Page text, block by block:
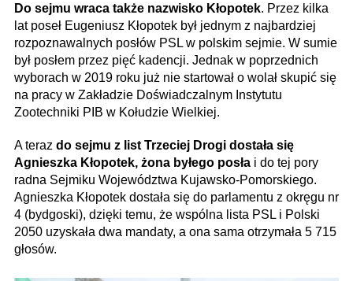
Do sejmu wraca także nazwisko Kłopotek. Przez kilka
lat poseł Eugeniusz Kłopotek był jednym z najbardziej
rozpoznawalnych posłów PSL w polskim sejmie. W sumie
był posłem przez pięć kadencji. Jednak w poprzednich
wyborach w 2019 roku już nie startował o wolał skupić się
na pracy w Zakładzie Doświadczalnym Instytutu
Zootechniki PIB w Kołudzie Wielkiej.
A teraz do sejmu z list Trzeciej Drogi dostała się
Agnieszka Kłopotek, żona byłego posła i do tej pory
radna Sejmiku Województwa Kujawsko-Pomorskiego.
Agnieszka Kłopotek dostała się do parlamentu z okręgu nr
4 (bydgoski), dzięki temu, że wspólna lista PSL i Polski
2050 uzyskała dwa mandaty, a ona sama otrzymała 5 715
głosów.